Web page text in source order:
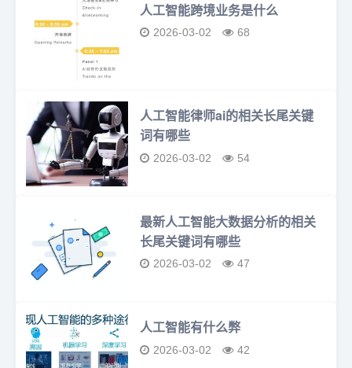
人工智能跨境业务是什么
2026-03-02 68
人工智能律师ai的相关长尾关键
词有哪些
2026-03-02 54
最新人工智能大数据分析的相关
长尾关键词有哪些
2026-03-02 47
人工智能有什么弊
2026-03-02 42